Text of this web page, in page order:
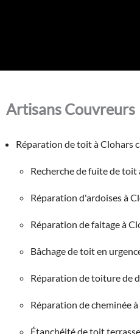
Artisans Couvreurs
Réparation de toit à Clohars
Recherche de fuite de
Réparation d'ardoises à
Réparation de faitage à
Bâchage de toit en
Réparation de toiture de
Réparation de cheminée
Étanchéité de toit